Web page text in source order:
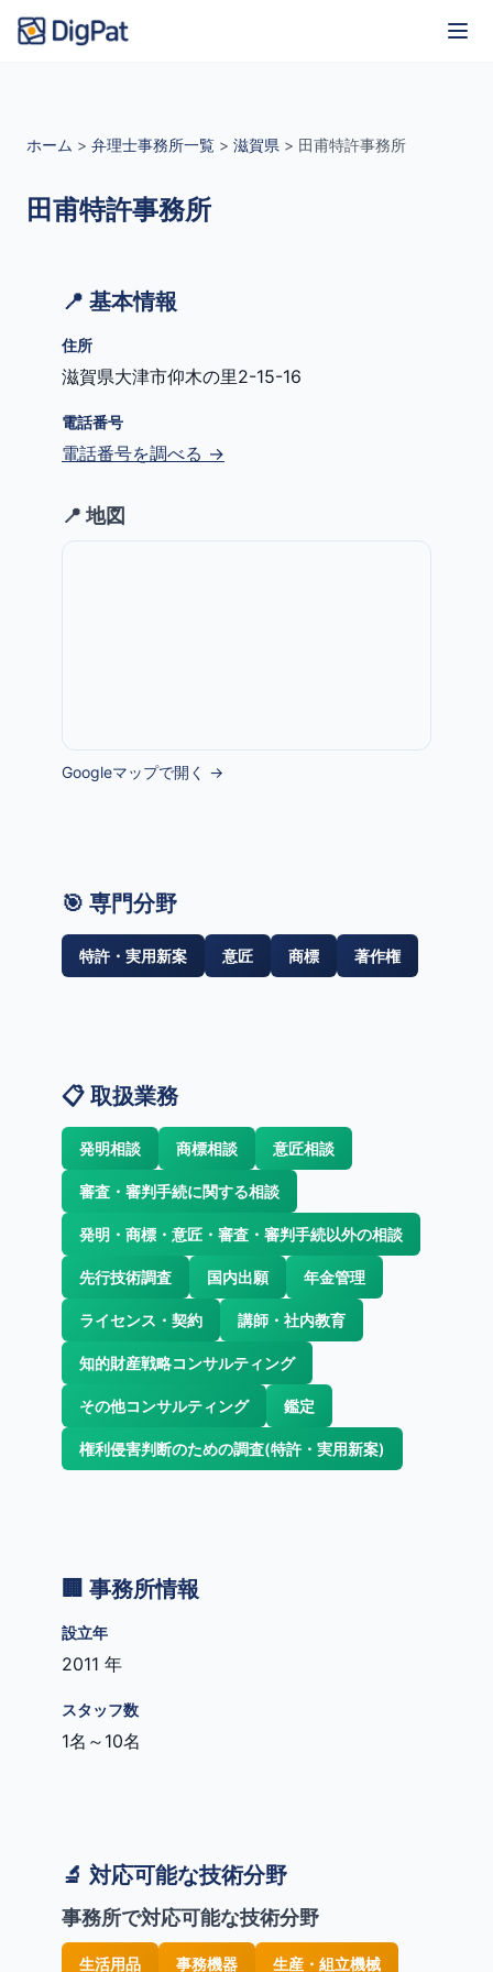
ホーム > 弁理士事務所一覧 > 滋賀県 > 田甫特許事務所
田甫特許事務所
📍 基本情報
住所
滋賀県大津市仰木の里2-15-16
電話番号
電話番号を調べる →
📍 地図
Googleマップで開く →
🎯 専門分野
特許・実用新案 意匠 商標 著作権
📋 取扱業務
発明相談 商標相談 意匠相談
審査・審判手続に関する相談
発明・商標・意匠・審査・審判手続以外の相談
先行技術調査 国内出願 年金管理
ライセンス・契約 講師・社内教育
知的財産戦略コンサルティング
その他コンサルティング 鑑定
権利侵害判断のための調査(特許・実用新案)
🏢 事務所情報
設立年
2011 年
スタッフ数
1名～10名
🔬 対応可能な技術分野
事務所で対応可能な技術分野
生活用品 事務機器 生産・組立機械